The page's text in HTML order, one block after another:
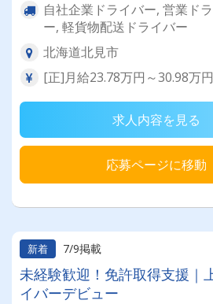
自社企業ドライバー, 営業ド
ー, 軽貨物配送ドライバー
北海道北見市
[正]月給23.78万円～30.98万円
求人内容を見る
応募ページに移動
新着 7/9掲載
未経験歓迎！免許取得支援｜
イバーデビュー